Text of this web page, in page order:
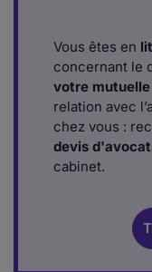
Vous êtes en
concernant le
votre mutuelle
relation avec
chez vous :
devis
cabinet.